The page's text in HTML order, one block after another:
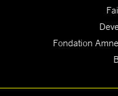
Fondation